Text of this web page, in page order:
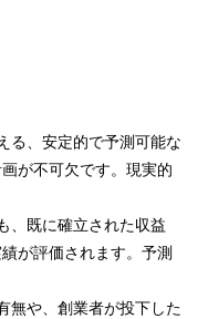
る、安定的で予測可能な
が不可欠です。現実的
、既に確立された収益
が評価されます。予測
無や、創業者が投下した